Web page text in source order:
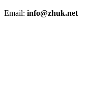
Email: info@zhuk.net